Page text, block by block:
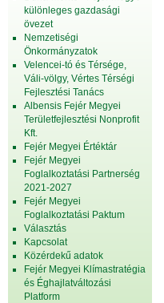
különleges gazdasági
övezet
Nemzetiségi
Önkormányzatok
Velencei-tó és Térsége,
Váli-völgy, Vértes Térségi
Fejlesztési Tanács
Albensis Fejér Megyei
Területfejlesztési Nonprofit
Kft.
Fejér Megyei Értéktár
Fejér Megyei
Foglalkoztatási Partnerség
2021-2027
Fejér Megyei
Foglalkoztatási Paktum
Választás
Kapcsolat
Közérdekű adatok
Fejér Megyei Klímastratégia
és Éghajlatváltozási
Platform